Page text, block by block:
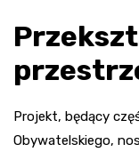
Projekt, będący
Obywatelskiego,